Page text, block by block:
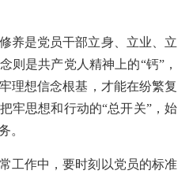
养是党员干部立身、立业、立
则是共产党人精神上的“钙”，
理想信念根基，才能在纷繁复
牢思想和行动的“总开关”，始
。
工作中，要时刻以党员的标准